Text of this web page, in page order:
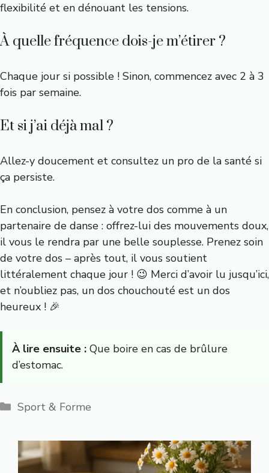
flexibilité et en dénouant les tensions.
À quelle fréquence dois-je m’étirer ?
Chaque jour si possible ! Sinon, commencez avec 2 à 3
fois par semaine.
Et si j’ai déjà mal ?
Allez-y doucement et consultez un pro de la santé si
ça persiste.
En conclusion, pensez à votre dos comme à un
partenaire de danse : offrez-lui des mouvements doux,
il vous le rendra par une belle souplesse. Prenez soin
de votre dos – après tout, il vous soutient
littéralement chaque jour ! 😉 Merci d’avoir lu jusqu’ici,
et n’oubliez pas, un dos chouchouté est un dos
heureux ! 🎉
À lire ensuite : Que boire en cas de brûlure
d’estomac.
Catégories
Sport & Forme